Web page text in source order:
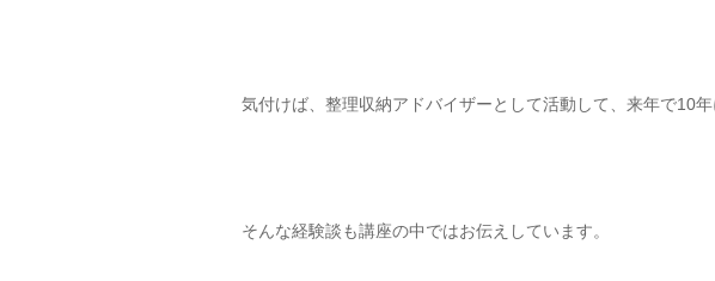
気付けば、整理収納アドバイザーとして活動して、来年で10年
そんな経験談も講座の中ではお伝えしています。